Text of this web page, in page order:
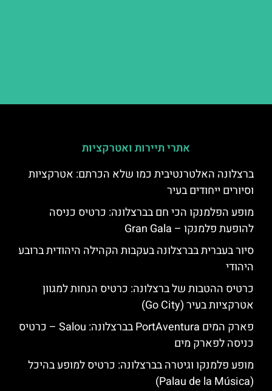
אתרי תיירות ואטרקציות
ברצלונה האלטרנטיבית כמו שלא הכרתם: אטרקציות
וסיורים ייחודים בעיר
מופע הפלמנקו הכי חם בברצלונה: כרטיס כניסה
להופעת פלמנקו – Gran Gala
סיור בעברית בברצלונה בעקבות הקהילה היהודית ברובע
היהודי
כרטיס ההטבות של ברצלונה: כרטיס הנחות למגוון
אטרקציות בעיר (Go City)
פארק המים PortAventura בברצלונה: Salou – כרטיס
כניסה לפארק מים
מופע פלמנקו וגיטרה בברצלונה: כרטיס למופע בהיכל
(Palau de la Música)